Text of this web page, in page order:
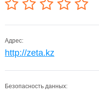
Адрес:
http://zeta.kz
Безопасность данных: